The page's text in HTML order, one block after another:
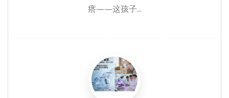
瘩——这孩子...